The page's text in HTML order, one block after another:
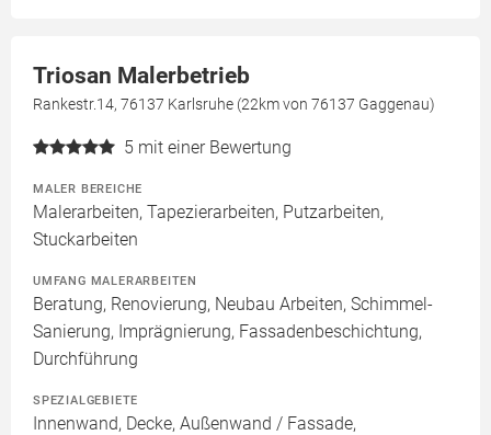
Triosan Malerbetrieb
Rankestr.14, 76137 Karlsruhe (22km von 76137 Gaggenau)
5 mit einer Bewertung
MALER BEREICHE
Malerarbeiten, Tapezierarbeiten, Putzarbeiten,
Stuckarbeiten
UMFANG MALERARBEITEN
Beratung, Renovierung, Neubau Arbeiten, Schimmel-
Sanierung, Imprägnierung, Fassadenbeschichtung,
Durchführung
SPEZIALGEBIETE
Innenwand, Decke, Außenwand / Fassade,